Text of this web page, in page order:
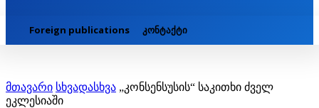
Foreign publications კონტაქტი
მთავარი სხვადასხვა „კონსენსუსის“ საკითხი ძველ
ეკლესიაში